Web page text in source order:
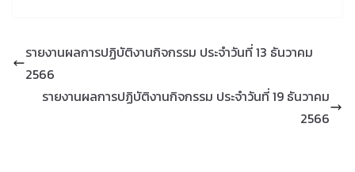
รายงานผลการปฏิบัติงานกิจกรรม ประจำวันที่ 13 ธันวาคม
2566
รายงานผลการปฏิบัติงานกิจกรรม ประจำวันที่ 19 ธันวาคม
2566